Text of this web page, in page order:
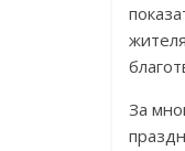
За